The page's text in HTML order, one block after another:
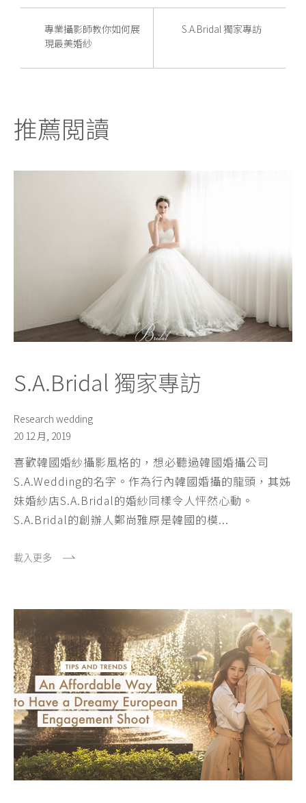
專業攝影師教你如何展
現最美婚紗
S.A.Bridal 獨家專訪
推薦閲讀
載入更多
Research wedding
20 12 月, 2019
S.A.Bridal 獨家專訪
喜歡韓國婚紗攝影風格的，想必聽過韓國婚攝公司
S.A.Wedding的名字。作為行內韓國婚攝的龍頭，其姊
妹婚紗店S.A.Bridal的婚紗同樣令人怦然心動。
S.A.Bridal的創辦人鄭尚雅原是韓國的模...